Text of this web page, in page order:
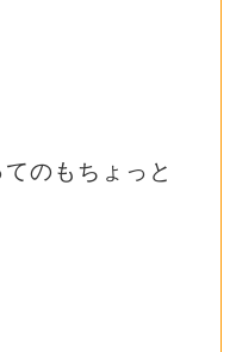
のもちょっと